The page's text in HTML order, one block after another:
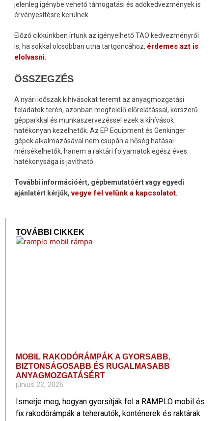
jelenleg igénybe vehető támogatási és adókedvezmények is
érvényesítésre kerülnek.
Előző cikkünkben írtunk az igényelhető TAO kedvezményről
is, ha sokkal olcsóbban utna tartgoncához, érdemes azt is
elolvasni.
ÖSSZEGZÉS
A nyári időszak kihívásokat teremt az anyagmozgatási
feladatok terén, azonban megfelelő előrelátással, korszerű
gépparkkal és munkaszervezéssel ezek a kihívások
hatékonyan kezelhetők. Az EP Equipment és Genkinger
gépek alkalmazásával nem csupán a hőség hatásai
mérsékelhetők, hanem a raktári folyamatok egész éves
hatékonysága is javítható.
További információért, gépbemutatóért vagy egyedi
ajánlatért kérjük,vegye fel velünk a kapcsolatot.
TOVÁBBI CIKKEK
MOBIL RAKODÓRÁMPÁK A GYORSABB,
BIZTONSÁGOSABB ÉS RUGALMASABB
ANYAGMOZGATÁSÉRT
június 22, 2026
Ismerje meg, hogyan gyorsítják fel a RAMPLO mobil és
fix rakodórámpák a teherautók, konténerek és raktárak